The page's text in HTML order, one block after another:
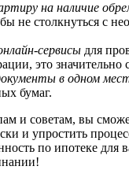
на наличие
не столкнуться с
сервисы для
это значительно
в одном
бумаг.
и советам, вы
и упростить
по ипотеке для